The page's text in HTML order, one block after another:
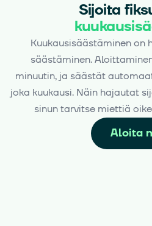
Sijoita
Kuukausisäästäminen
säästäminen.
minuutin, ja säästät
joka kuukausi. Näin hajautat
sinun tarvitse miettiä
Aloita